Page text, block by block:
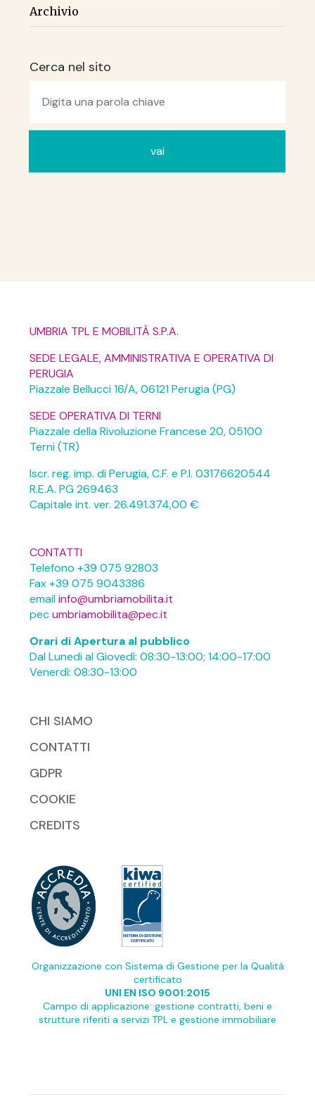
Archivio
Cerca nel sito
CHI SIAMO
CONTATTI
GDPR
COOKIE
CREDITS
UMBRIA TPL E MOBILITÀ S.P.A.
SEDE LEGALE, AMMINISTRATIVA E OPERATIVA DI
PERUGIA
Piazzale Bellucci 16/A, 06121 Perugia (PG)
SEDE OPERATIVA DI TERNI
Piazzale della Rivoluzione Francese 20, 05100
Terni (TR)
Iscr. reg. imp. di Perugia, C.F. e P.I. 03176620544
R.E.A. PG 269463
Capitale int. ver. 26.491.374,00 €
CONTATTI
Telefono +39 075 92803
Fax +39 075 9043386
emailinfo@umbriamobilita.it
pecumbriamobilita@pec.it
Orari di Apertura al pubblico
Dal Lunedi al Giovedì: 08:30-13:00; 14:00-17:00
Venerdì: 08:30-13:00
Organizzazione con Sistema di Gestione per la Qualità
certificato
UNI EN ISO 9001:2015
Campo di applicazione: gestione contratti, beni e
strutture riferiti a servizi TPL e gestione immobiliare